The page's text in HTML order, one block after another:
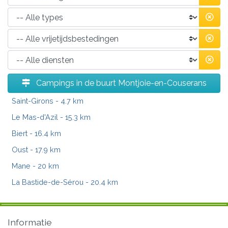
Campings in de buurt Montjoie-en-Couserans
Saint-Girons - 4.7 km
Le Mas-d'Azil - 15.3 km
Biert - 16.4 km
Oust - 17.9 km
Mane - 20 km
La Bastide-de-Sérou - 20.4 km
Informatie